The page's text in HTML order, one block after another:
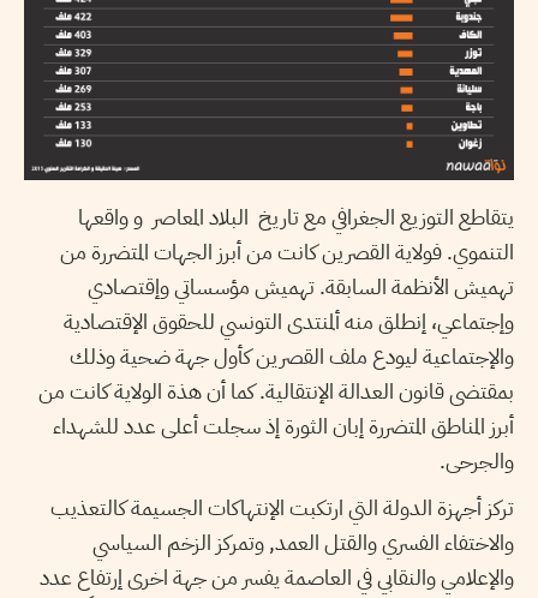
يتقاطع التوزيع الجغرافي مع تاريخ البلاد المعاصر و واقعها
التنموي. فولاية القصرين كانت من أبرز الجهات المتضررة من
تهميش الأنظمة السابقة. تهميش مؤسساتي وإقتصادي
وإجتماعي، إنطلق منه ألمنتدى التونسي للحقوق الإقتصادية
والإجتماعية ليودع ملف القصرين كأول جهة ضحية وذلك
بمقتضى قانون العدالة الإنتقالية. كما أن هذة الولاية كانت من
أبرز المناطق المتضررة إبان الثورة إذ سجلت أعلى عدد للشهداء
والجرحى.
تركز أجهزة الدولة التي ارتكبت الإنتهاكات الجسيمة كالتعذيب
والاختفاء الفسري والقتل العمد, وتمركز الزخم السياسي
والإعلامي والنقابي في العاصمة يفسر من جهة اخرى إرتفاع عدد